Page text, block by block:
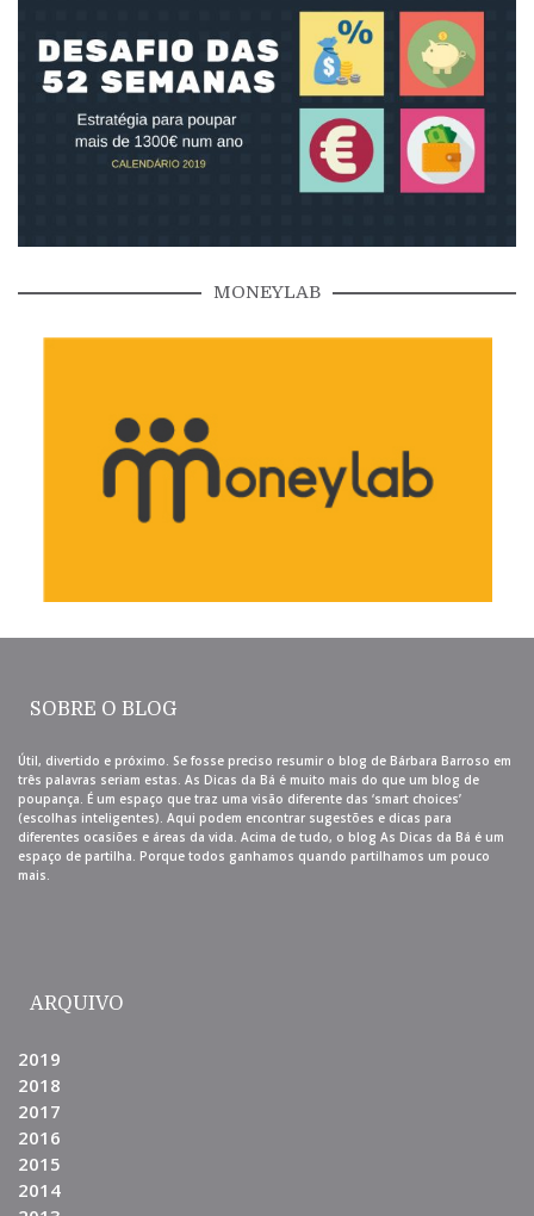
MONEYLAB
SOBRE O BLOG
Útil, divertido e próximo. Se fosse preciso resumir o blog de Bárbara Barroso em
três palavras seriam estas. As Dicas da Bá é muito mais do que um blog de
poupança. É um espaço que traz uma visão diferente das ‘smart choices’
(escolhas inteligentes). Aqui podem encontrar sugestões e dicas para
diferentes ocasiões e áreas da vida. Acima de tudo, o blog As Dicas da Bá é um
espaço de partilha. Porque todos ganhamos quando partilhamos um pouco
mais.
ARQUIVO
2019
2018
2017
2016
2015
2014